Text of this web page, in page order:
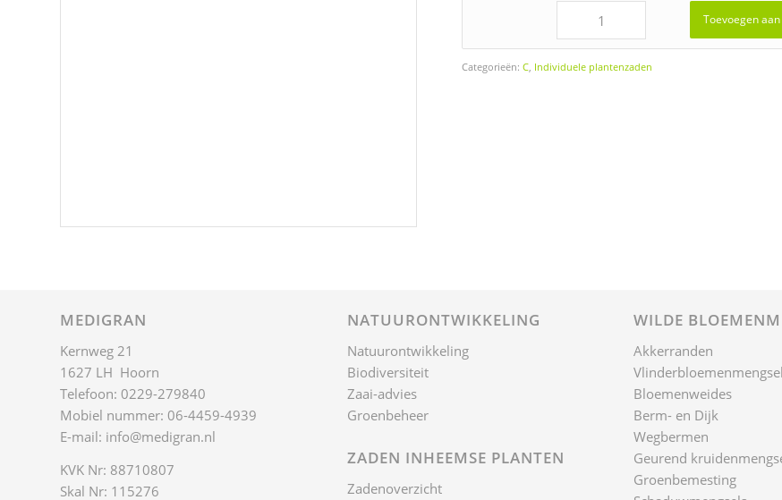
Toevoegen
Categorieën:C, Individuele plantenzaden
MEDIGRAN
Kernweg 21
1627 LH Hoorn
Telefoon: 0229-279840
Mobiel nummer: 06-4459-4939
E-mail: info@medigran.nl
KVK Nr: 88710807
Skal Nr: 115276
NATUURONTWIKKELING
Natuurontwikkeling
Biodiversiteit
Zaai-advies
Groenbeheer
ZADEN INHEEMSE PLANTEN
Zadenoverzicht
WILDE
Akkerranden
Bloemenweides
Berm- en Dijk
Wegbermen
Geurend
Groenbemesting